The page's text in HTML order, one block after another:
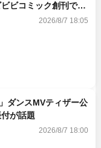
ビコミック創刊で31
2026/8/7 18:05
ダンスMVティザー公
が話題
2026/8/7 18:00